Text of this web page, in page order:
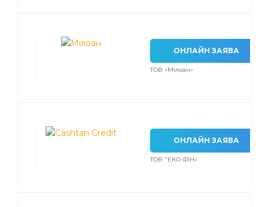
ОНЛАЙН ЗАЯВА
ТОВ «Мілоан»
ОНЛАЙН ЗАЯВА
ТОВ "ЕКО ФІН»